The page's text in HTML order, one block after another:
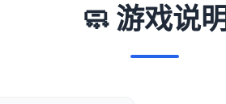
🧼 游戏说明